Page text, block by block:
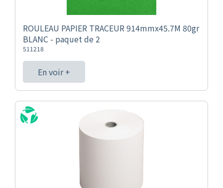
ROULEAU PAPIER TRACEUR 914mmx45.7M 80gr
BLANC - paquet de 2
511218
En voir +